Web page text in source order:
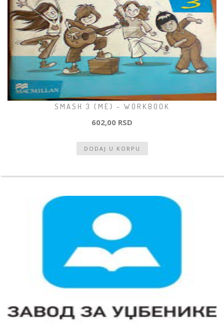
SMASH 3 (ME) - WORKBOOK
602,00 RSD